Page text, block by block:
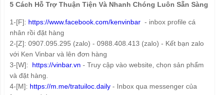
5 Cách Hỗ Trợ Thuận Tiện Và Nhanh Chóng Luôn Sẵn Sàng
1-[F]: https://www.facebook.com/kenvinbar - inbox profile cá
nhân rồi đặt hàng
2-[Z]: 0907.095.295 (zalo) - 0988.408.413 (zalo) - Kết bạn zalo
với Ken Vinbar và lên đơn hàng
3-[W]: https://vinbar.vn - Truy cập vào website, chọn sản phẩm
và đặt hàng.
4-[M]: https://m.me/tratuiloc.daily- Inbox qua messenger của